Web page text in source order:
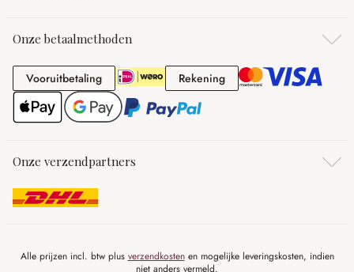
Onze betaalmethoden
VooruitbetalingVooruitbetaling RekeningRekening
Onze verzendpartners
Alle prijzen incl. btw plus verzendkostenen mogelijke leveringskosten, indien
niet anders vermeld.